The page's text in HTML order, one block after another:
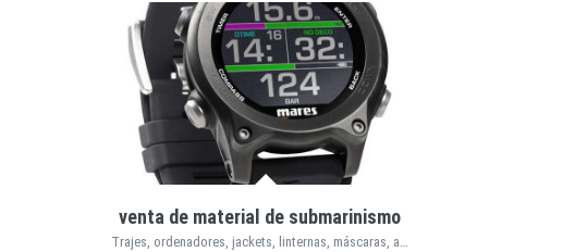
venta de material de submarinismo
Trajes, ordenadores, jackets, linternas, máscaras, aletas, reguladores, complementos...